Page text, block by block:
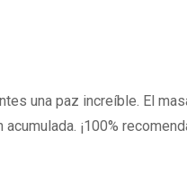
una paz increíble. El
¡100%